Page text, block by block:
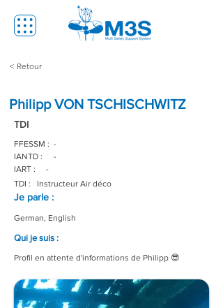
< Retour
Philipp VON TSCHISCHWITZ
TDI
FFESSM : -
IANTD :
-
IART :
-
TDI :
Instructeur Air déco
Je parle :
German, English
Qui je suis :
Profil en attente d'informations de Philipp 😎